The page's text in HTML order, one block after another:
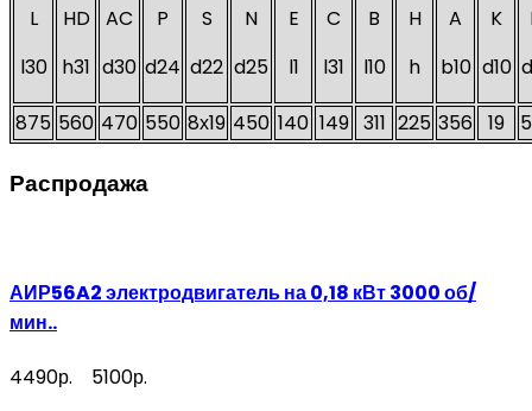
L
l30
HD
h31
AC
d30
P
d24
S
d22
N
d25
E
l1
C
l31
B
l10
H
h
A
b10
K
d10
875 560 470 550 8х19 450 140 149 311 225 356 19
Распродажа
АИР56A2 электродвигатель на 0,18 кВт 3000 об/
мин..
4490р. 5100р.